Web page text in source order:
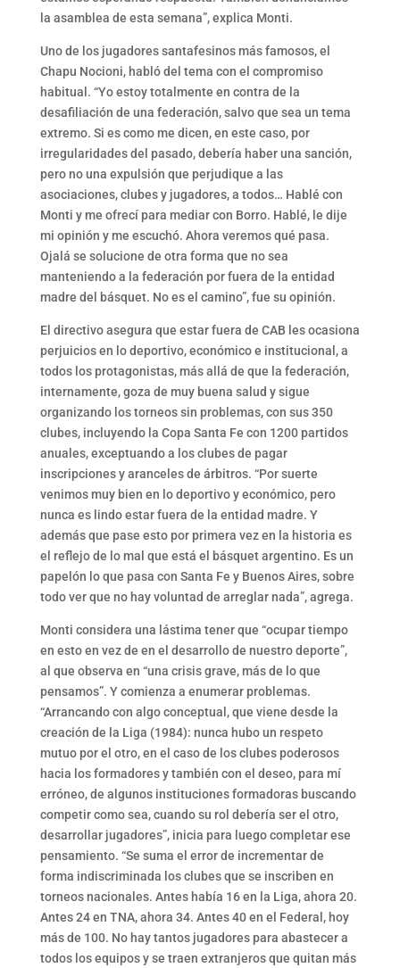
la asamblea de esta semana”, explica Monti.
Uno de los jugadores santafesinos más famosos, el
Chapu Nocioni, habló del tema con el compromiso
habitual. “Yo estoy totalmente en contra de la
desafiliación de una federación, salvo que sea un tema
extremo. Si es como me dicen, en este caso, por
irregularidades del pasado, debería haber una sanción,
pero no una expulsión que perjudique a las
asociaciones, clubes y jugadores, a todos… Hablé con
Monti y me ofrecí para mediar con Borro. Hablé, le dije
mi opinión y me escuchó. Ahora veremos qué pasa.
Ojalá se solucione de otra forma que no sea
manteniendo a la federación por fuera de la entidad
madre del básquet. No es el camino”, fue su opinión.
El directivo asegura que estar fuera de CAB les ocasiona
perjuicios en lo deportivo, económico e institucional, a
todos los protagonistas, más allá de que la federación,
internamente, goza de muy buena salud y sigue
organizando los torneos sin problemas, con sus 350
clubes, incluyendo la Copa Santa Fe con 1200 partidos
anuales, exceptuando a los clubes de pagar
inscripciones y aranceles de árbitros. “Por suerte
venimos muy bien en lo deportivo y económico, pero
nunca es lindo estar fuera de la entidad madre. Y
además que pase esto por primera vez en la historia es
el reflejo de lo mal que está el básquet argentino. Es un
papelón lo que pasa con Santa Fe y Buenos Aires, sobre
todo ver que no hay voluntad de arreglar nada”, agrega.
Monti considera una lástima tener que “ocupar tiempo
en esto en vez de en el desarrollo de nuestro deporte”,
al que observa en “una crisis grave, más de lo que
pensamos”. Y comienza a enumerar problemas.
“Arrancando con algo conceptual, que viene desde la
creación de la Liga (1984): nunca hubo un respeto
mutuo por el otro, en el caso de los clubes poderosos
hacia los formadores y también con el deseo, para mí
erróneo, de algunos instituciones formadoras buscando
competir como sea, cuando su rol debería ser el otro,
desarrollar jugadores”, inicia para luego completar ese
pensamiento. “Se suma el error de incrementar de
forma indiscriminada los clubes que se inscriben en
torneos nacionales. Antes había 16 en la Liga, ahora 20.
Antes 24 en TNA, ahora 34. Antes 40 en el Federal, hoy
más de 100. No hay tantos jugadores para abastecer a
todos los equipos y se traen extranjeros que quitan más